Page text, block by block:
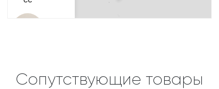
Сопутствующие товары